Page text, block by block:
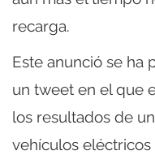
recarga.
Este anunció se ha
un tweet en el que
los resultados de
vehículos